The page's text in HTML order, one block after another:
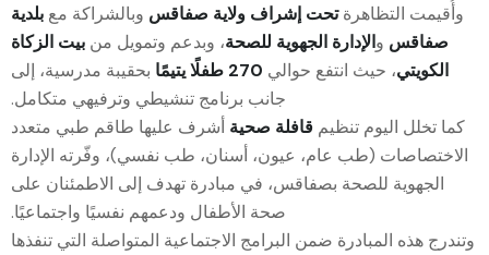
وأُقيمت التظاهرةتحت إشراف ولاية صفاقس وبالشراكة مع بلدية
صفاقس والإدارة الجهوية للصحة، وبدعم وتمويل من بيت الزكاة
الكويتي، حيث انتفع حوالي 270 طفلًا يتيمًا
بحقيبة مدرسية، إلى
جانب برنامج تنشيطي وترفيهي متكامل.
كما تخلل اليوم تنظيم قافلة صحية أشرف عليها طاقم طبي متعدد
الاختصاصات (طب عام، عيون، أسنان، طب نفسي)، وفّرته الإدارة
الجهوية للصحة بصفاقس، في مبادرة تهدف إلى الاطمئنان على
صحة الأطفال ودعمهم نفسيًا واجتماعيًا.
وتندرج هذه المبادرة ضمن البرامج الاجتماعية المتواصلة التي تنفذها